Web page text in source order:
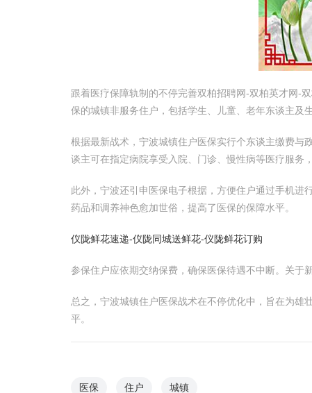
跟着医疗保障轨制的不停完善双柏招聘网-双柏英才网-
保的城镇非服务住户，包括学生、儿童、老年东谈主及
根据最新战术，宁波城镇住户医保实行个东谈主缴费与
谈主可在指定病院享受入院、门诊、慢性病等医疗服务
此外，宁波还引申医保电子根据，方便住户通过手机进
药品和调养神色愈加世俗，提高了医保的保障水平。
仪陇鲜花速递-仪陇同城送鲜花-仪陇鲜花订购
参保住户应依期交纳保费，确保医保待遇不中断。关于
总之，宁波城镇住户医保战术在不停优化中，旨在为雄
平。
医保 住户 城镇